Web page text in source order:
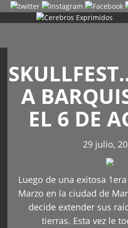
A
EL 6 DE
29 julio,
Luego de una exitosa
Marzo en la ciudad de
decide extender sus
tierras. Esta vez le